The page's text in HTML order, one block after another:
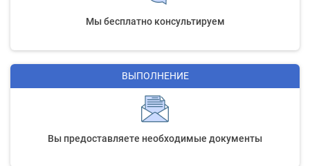
Мы бесплатно консультируем
ВЫПОЛНЕНИЕ
Вы предоставляете необходимые документы